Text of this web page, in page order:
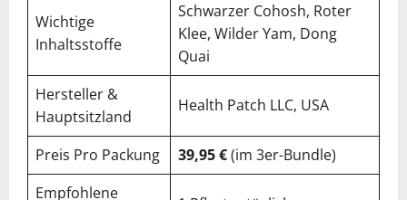
Wichtige
Inhaltsstoffe
Schwarzer Cohosh, Roter
Klee, Wilder Yam, Dong
Quai
Hersteller &
Hauptsitzland
Health Patch LLC, USA
Preis Pro Packung 39,95 €(im 3er-Bundle)
Empfohlene